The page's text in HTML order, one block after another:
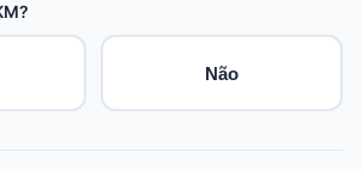
Não